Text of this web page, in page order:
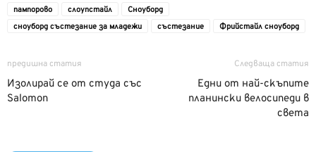
пампорово
слоупстайл
Сноуборд
сноуборд състезание за младежи
състезание Фрийстайл сноуборд
предишна статия
Изолирай се от студа със
Salomon
Следваща статия
Едни от най-скъпите
планински велосипеди в
света